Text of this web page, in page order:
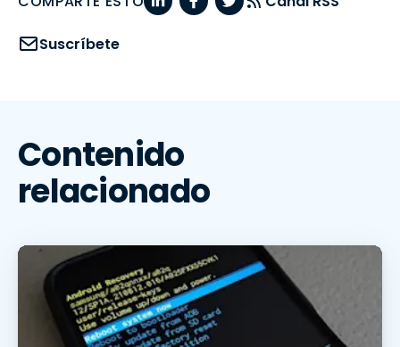
Suscríbete
Contenido
relacionado